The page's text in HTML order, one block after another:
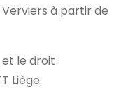
Verviers à partir de
et le droit
Liège.